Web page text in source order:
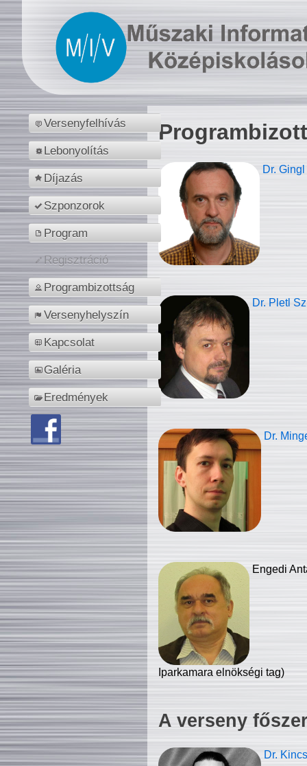
Versenyfelhívás
Lebonyolítás
Díjazás
Szponzorok
Program
Regisztráció
Programbizottság
Versenyhelyszín
Kapcsolat
Galéria
Eredmények
Dr.
Dr. Pletl
Dr.
Engedi
Iparkamara elnökségi tag)
A verseny
Dr.